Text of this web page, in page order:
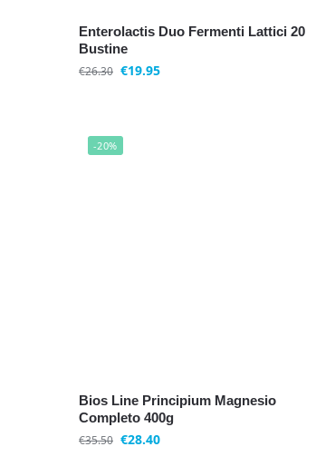
Enterolactis Duo Fermenti Lattici 20
Bustine
€26.30 €19.95
-20%
Bios Line Principium Magnesio
Completo 400g
€35.50 €28.40